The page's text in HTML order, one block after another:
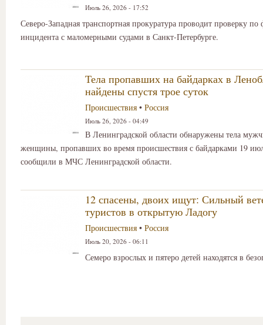
Июль 26, 2026 - 17:52
Северо-Западная транспортная прокуратура проводит проверку по
инцидента с маломерными судами в Санкт-Петербурге.
Тела пропавших на байдарках в
найдены спустя трое суток
Происшествия • Россия
Июль 26, 2026 - 04:49
В Ленинградской области обнаружены тела
женщины, пропавших во время происшествия с байдарками 19
сообщили в МЧС Ленинградской области.
12 спасены, двоих ищут: Сильный
туристов в открытую Ладогу
Происшествия • Россия
Июль 20, 2026 - 06:11
Семеро взрослых и пятеро детей находятся в